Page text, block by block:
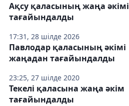
17:31, 28 шілде 2026
Ақсу қаласының жаңа әкімі
тағайындалды
23:25, 27 шілде 2020
Павлодар қаласының әкімі
жаңадан тағайындалды
Текелі қаласына жаңа әкім
тағайындалды